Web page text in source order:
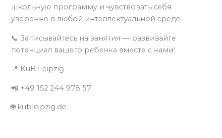
школьную программу и чувствовать себя
уверенно в любой интеллектуальной среде.
📞 Записывайтесь на занятия — развивайте
потенциал вашего ребенка вместе с нами!
📍 KuB Leipzig
📲 +49 152 244 978 57
🌐 kubleipzig.de